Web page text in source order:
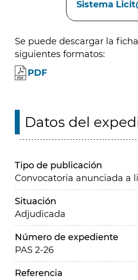
Sistema
Se puede descargar la
siguientes formatos:
PDF
Datos del
Tipo de publicación
Convocatoria anunciada a
Situación
Adjudicada
Número de expediente
PAS 2-26
Referencia